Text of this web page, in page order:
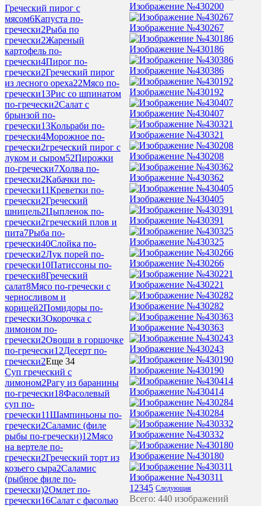
Греческий пирог с
мясом6Капуста по-
гречески2Рыба по
гречески2Жареный
картофель по-
гречески4Пирог по-
гречески2Греческий пирог
из лесного ореха22Мясо по-
гречески13Рис со шпинатом
по-гречески2Салат с
брынзой по-
гречески13Кольраби по-
гречески4Морожное по-
гречески2греческий пирог с
луком и сыром52Пирожки
по-гречески7Холва по-
гречески2Кабачки по-
гречески11Креветки по-
гречески2Греческий
шницель2Цыпленок по-
гречески2греческий плов и
пита7Рыба по-
гречески40Слойка по-
гречески2Лук порей по-
гречески10Патиссоны по-
гречески8Греческий
салат8Мясо по-гречески с
черносливом и
корицей2Помидоры по-
гречески3Окорочка с
лимоном по-
гречески2Овощи в горшочке
по-гречески12Десерт по-
гречески2Еще 34
Суп греческий с
лимоном2Рагу из баранины
по-гречески18Фасолевый
суп по-
гречески11Шампиньоны по-
гречески2Саламис (филе
рыбы по-гречески)12Мясо
на вертеле по-
гречески2Греческий торт из
козьего сыра2Саламис
(рыбное филе по-
гречески)2Омлет по-
гречески16Салат с фасолью
Изображение №430200
Изображение №430267
Изображение №430186
Изображение №430386
Изображение №430192
Изображение №430407
Изображение №430321
Изображение №430208
Изображение №430362
Изображение №430405
Изображение №430391
Изображение №430325
Изображение №430266
Изображение №430221
Изображение №430282
Изображение №430363
Изображение №430243
Изображение №430190
Изображение №430414
Изображение №430284
Изображение №430332
Изображение №430180
Изображение №430311
1 2345 Следующая
Всего: 440 изображений